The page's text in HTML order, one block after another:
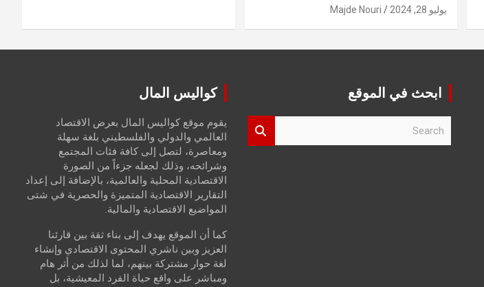
يوليو 28, 2024 Majde Nouri
ابحث في الموقع كواليس المال
يقوم موقع كواليس المال بعرض الاقتصاد
العالمي والدولي والفلسطيني بلغة سهلة
ومعاصرة، لتصل إلى كافة فئات المجتمع
وشرائحه، وذلك لجعله جزءاً من الصورة
الاقتصادية المحلية والعالمية، بالإضافة إلى إعداد
التقارير الاقتصادية المتميزة والحصرية في شتى
المواضيع الاقتصادية والمالية.
كما أن الموقع يهدف إلى بناء ثقة بين قارئنا
العزيز وبين ناشري المحتوى الاقتصادي وإنشاء
لغة حوار مشتركة بينهم، لما لذلك من أثر هام
ومباشر على واقع حياة الفرد المعيشية، بل